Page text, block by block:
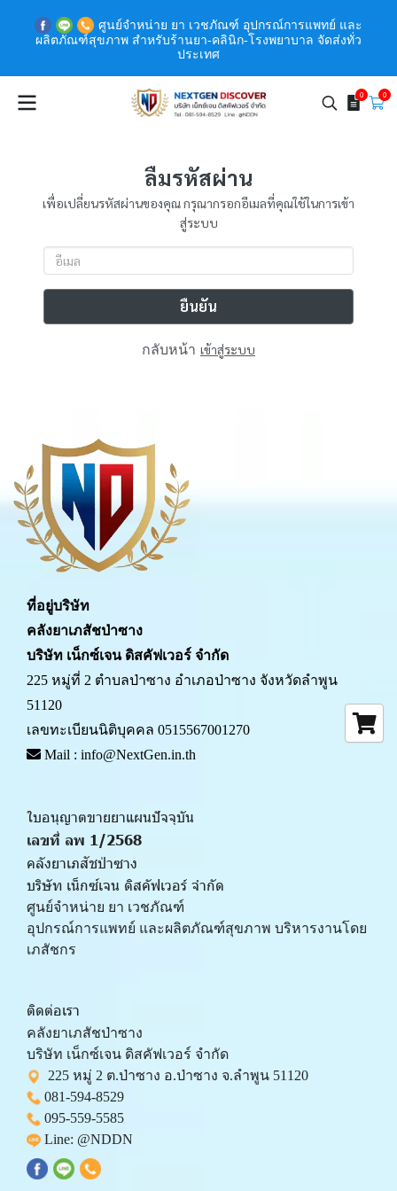
ศูนย์จำหน่าย ยา เวชภัณฑ์ อุปกรณ์การแพทย์ และ
ผลิตภัณฑ์สุขภาพ สำหรับร้านยา-คลินิก-โรงพยาบาล จัดส่งทั่ว
ประเทศ
0 0
ลืมรหัสผ่าน
เพื่อเปลี่ยนรหัสผ่านของคุณ กรุณากรอกอีเมลที่คุณใช้ในการเข้า
สู่ระบบ
ยืนยัน
กลับหน้า เข้าสู่ระบบ
ที่อยู่บริษัท
คลังยาเภสัชป่าซาง
บริษัท เน็กซ์เจน ดิสคัฟเวอร์ จำกัด
225 หมู่ที่ 2 ตำบลป่าซาง อำเภอป่าซาง จังหวัดลำพูน
51120
เลขทะเบียนนิติบุคคล 0515567001270
Mail : info@NextGen.in.th
ใบอนุญาตขายยาแผนปัจจุบัน
เลขที่ ลพ 1/2568
คลังยาเภสัชป่าซาง
บริษัท เน็กซ์เจน ดิสคัฟเวอร์ จำกัด
ศูนย์จำหน่าย ยา เวชภัณฑ์
﻿อุปกรณ์การแพทย์ และผลิตภัณฑ์สุขภาพ บริหารงานโดย
เภสัชกร
ติดต่อเรา
คลังยาเภสัชป่าซาง
บริษัท เน็กซ์เจน ดิสคัฟเวอร์ จำกัด
225 หมู่ 2 ต.ป่าซาง อ.ป่าซาง จ.ลำพูน 51120
081-594-8529
095-559-5585
Line: @NDDN